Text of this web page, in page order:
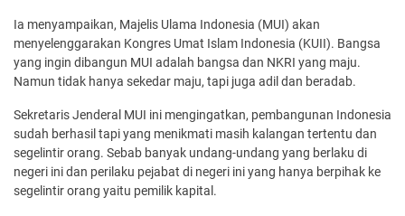
Ia menyampaikan, Majelis Ulama Indonesia (MUI) akan
menyelenggarakan Kongres Umat Islam Indonesia (KUII). Bangsa
yang ingin dibangun MUI adalah bangsa dan NKRI yang maju.
Namun tidak hanya sekedar maju, tapi juga adil dan beradab.
Sekretaris Jenderal MUI ini mengingatkan, pembangunan Indonesia
sudah berhasil tapi yang menikmati masih kalangan tertentu dan
segelintir orang. Sebab banyak undang-undang yang berlaku di
negeri ini dan perilaku pejabat di negeri ini yang hanya berpihak ke
segelintir orang yaitu pemilik kapital.